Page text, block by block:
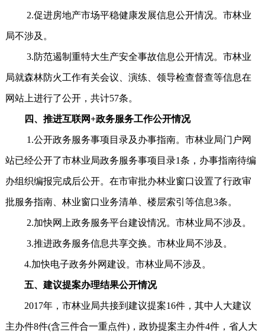
2.促进房地产市场平稳健康发展信息公开情况。市林业
局不涉及。
3.防范遏制重特大生产安全事故信息公开情况。市林业
局就森林防火工作有关会议、演练、领导检查督查等信息在
网站上进行了公开，共计57条。
四、推进互联网+政务服务工作公开情况
1.公开政务服务事项目录及办事指南。市林业局门户网
站已经公开了市林业局政务服务事项目录1条，办事指南待编
办组织编报完成后公开。在市审批办林业窗口设置了行政审
批服务指南、林业窗口业务清单、楼层索引等信息3条。
2.加快网上政务服务平台建设情况。市林业局不涉及。
3.推进政务服务信息共享交换。市林业局不涉及。
4.加快电子政务外网建设。市林业局不涉及。
五、建议提案办理结果公开情况
2017年，市林业局共接到建议提案16件，其中人大建议
主办件8件(含三件合一重点件)，政协提案主办件4件，省人大